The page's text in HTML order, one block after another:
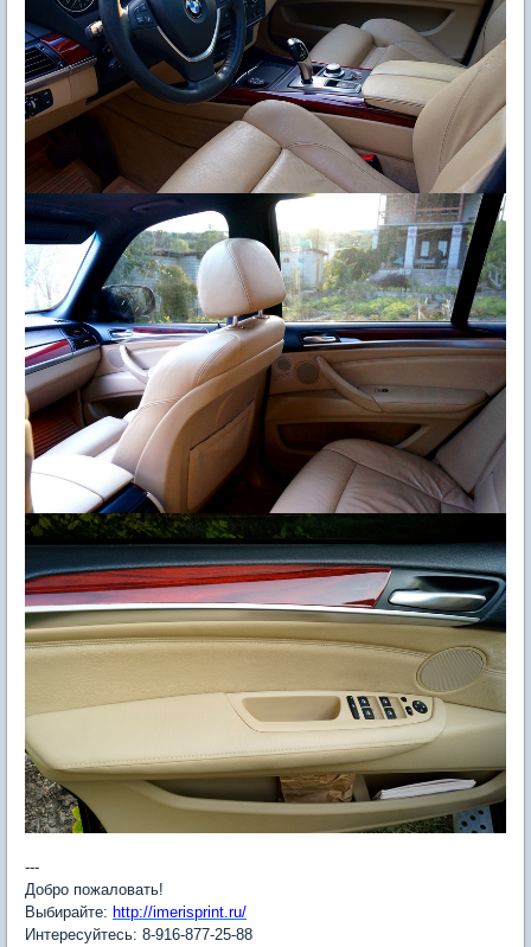
---
Добро пожаловать!
Выбирайте: http://imerisprint.ru/
Интересуйтесь: 8-916-877-25-88